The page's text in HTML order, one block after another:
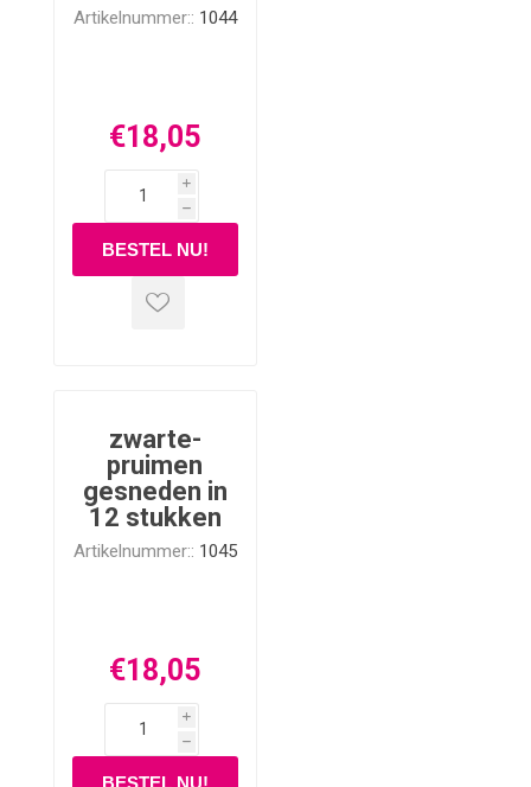
Artikelnummer:: 1044
€18,05
i
h
zwarte-
pruimen
gesneden in
12 stukken
Artikelnummer:: 1045
€18,05
i
h